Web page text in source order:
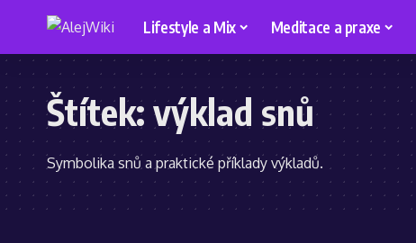
Lifestyle a Mix Meditace a praxe
Štítek: výklad snů
Symbolika snů a praktické příklady výkladů.